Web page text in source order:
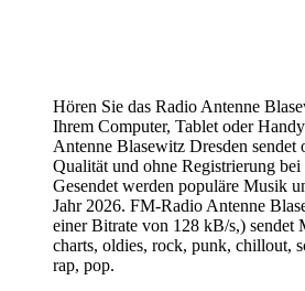
Hören Sie das Radio Antenne
Ihrem Computer, Tablet oder
Antenne Blasewitz Dresden
Qualität und ohne Registrierung
Gesendet werden populäre Musik
Jahr 2026. FM-Radio Antenne
einer Bitrate von 128 kB/s,) sendet
charts, oldies, rock, punk, chillout,
rap, pop.